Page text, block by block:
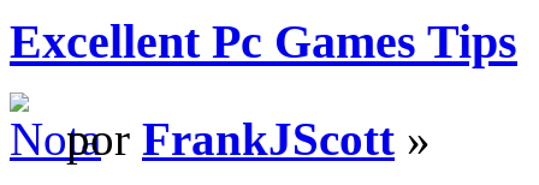
Excellent Pc Games Tips
por FrankJScott »